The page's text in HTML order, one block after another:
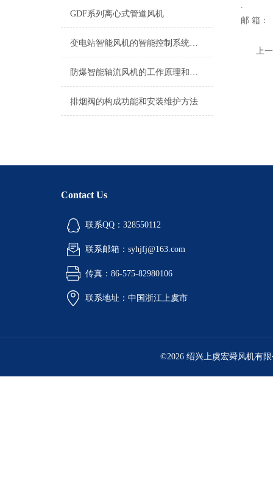
GDF系列离心式管道风机
变电站智能风机的智能控制系统与自动化管理
防爆智能轴流风机的工作原理和核心技术分析
排烟阀的构成功能和安装维护方法
.
邮 箱：
上
Contact Us
联系QQ：328550112
联系邮箱：syhjfj@163.com
传真：86-575-82980106
联系地址：中国浙江上虞市
©2026 绍兴上虞宏舜风机有